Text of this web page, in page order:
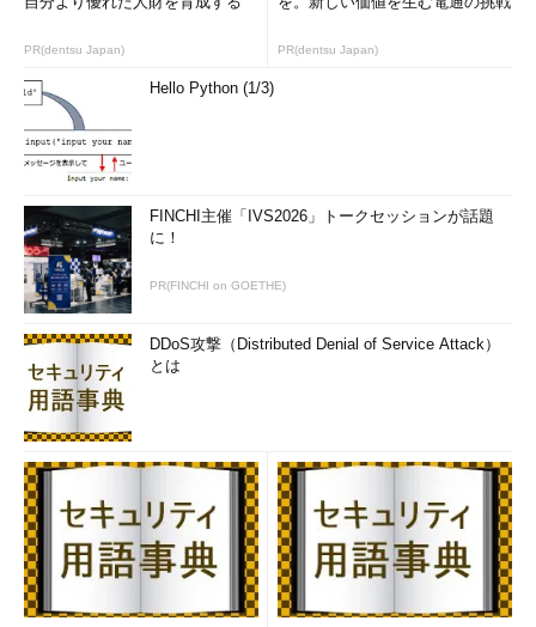
PR(dentsu Japan) PR(dentsu Japan)
Hello Python (1/3)
FINCHI主催「IVS2026」トークセッションが話題
に！
PR(FINCHI on GOETHE)
DDoS攻撃（Distributed Denial of Service Attack）
とは